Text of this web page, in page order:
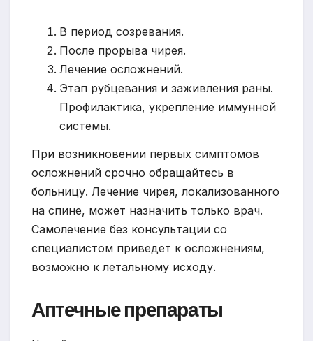
В период созревания.
После прорыва чирея.
Лечение осложнений.
Этап рубцевания и заживления раны.
Профилактика, укрепление иммунной
системы.
При возникновении первых симптомов
осложнений срочно обращайтесь в
больницу. Лечение чирея, локализованного
на спине, может назначить только врач.
Самолечение без консультации со
специалистом приведет к осложнениям,
возможно к летальному исходу.
Аптечные препараты